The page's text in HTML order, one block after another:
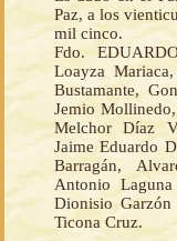
Paz, a los
mil cinco.
Fdo.
Loayza
Bustamante,
Jemio
Melchor Díaz
Jaime Eduardo
Barragán,
Antonio
Dionisio Garzón
Ticona Cruz.